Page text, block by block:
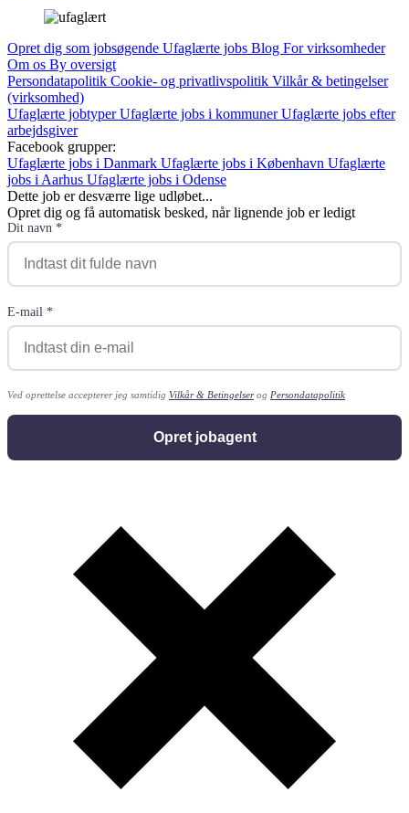
Opret dig som jobsøgende Ufaglærte jobs Blog For virksomheder
Om os By oversigt
Persondatapolitik Cookie- og privatlivspolitik Vilkår & betingelser
(virksomhed)
Ufaglærte jobtyperUfaglærte jobs i kommunerUfaglærte jobs efter
arbejdsgiver
Facebook grupper:
Ufaglærte jobs i Danmark Ufaglærte jobs i København Ufaglærte
jobs i Aarhus Ufaglærte jobs i Odense
Dette job er desværre lige udløbet...
Opret dig og få automatisk besked, når lignende job er ledigt
Dit navn *
E-mail *
Ved oprettelse accepterer jeg samtidig Vilkår & Betingelserog Persondatapolitik
Opret jobagent